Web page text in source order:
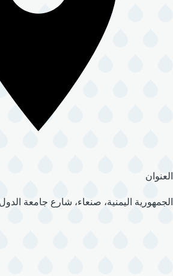
العنوان
الجمهورية اليمنية، صنعاء، شارع جامعة الدول